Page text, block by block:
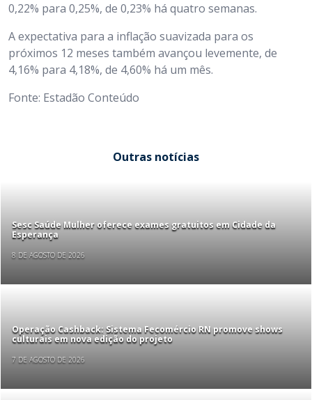
0,22% para 0,25%, de 0,23% há quatro semanas.
A expectativa para a inflação suavizada para os
próximos 12 meses também avançou levemente, de
4,16% para 4,18%, de 4,60% há um mês.
Fonte: Estadão Conteúdo
Outras notícias
Sesc Saúde Mulher oferece exames gratuitos em Cidade da
Esperança
8 DE AGOSTO DE 2026
Operação Cashback: Sistema Fecomércio RN promove shows
culturais em nova edição do projeto
7 DE AGOSTO DE 2026